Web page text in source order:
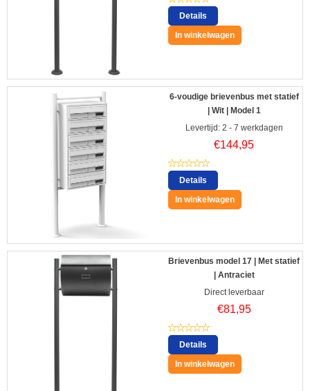
Details
In winkelwagen
6-voudige brievenbus met statief
| Wit | Model 1
Levertijd: 2 - 7 werkdagen
€144,95
Details
In winkelwagen
Brievenbus model 17 | Met statief
| Antraciet
Direct leverbaar
€81,95
Details
In winkelwagen